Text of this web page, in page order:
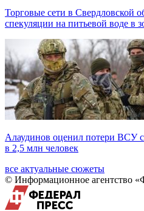
Торговые сети в Свердловской
спекуляции на питьевой воде в
Алаудинов оценил потери ВСУ
в 2,5 млн человек
все актуальные сюжеты
© Информационное агентство